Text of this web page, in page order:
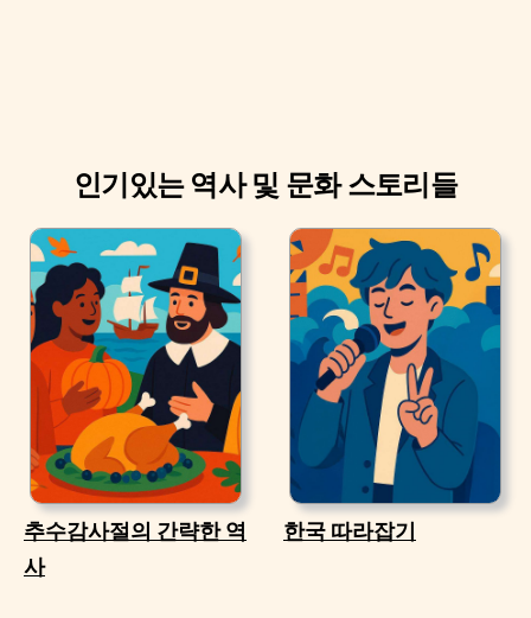
인기있는 역사 및 문화 스토리들
추수감사절의 간략한 역
사
한국 따라잡기